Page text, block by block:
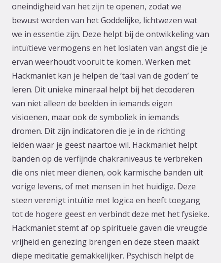
oneindigheid van het zijn te openen, zodat we
bewust worden van het Goddelijke, lichtwezen wat
we in essentie zijn. Deze helpt bij de ontwikkeling van
intuïtieve vermogens en het loslaten van angst die je
ervan weerhoudt vooruit te komen. Werken met
Hackmaniet kan je helpen de ’taal van de goden’ te
leren. Dit unieke mineraal helpt bij het decoderen
van niet alleen de beelden in iemands eigen
visioenen, maar ook de symboliek in iemands
dromen. Dit zijn indicatoren die je in de richting
leiden waar je geest naartoe wil. Hackmaniet helpt
banden op de verfijnde chakraniveaus te verbreken
die ons niet meer dienen, ook karmische banden uit
vorige levens, of met mensen in het huidige. Deze
steen verenigt intuïtie met logica en heeft toegang
tot de hogere geest en verbindt deze met het fysieke.
Hackmaniet stemt af op spirituele gaven die vreugde
vrijheid en genezing brengen en deze steen maakt
diepe meditatie gemakkelijker. Psychisch helpt de